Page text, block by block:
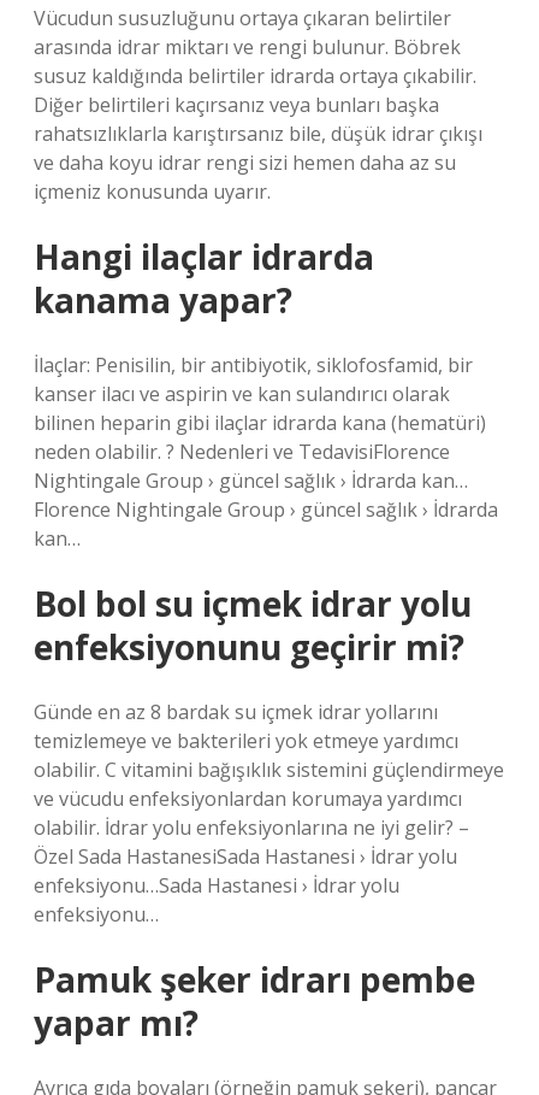
Vücudun susuzluğunu ortaya çıkaran belirtiler
arasında idrar miktarı ve rengi bulunur. Böbrek
susuz kaldığında belirtiler idrarda ortaya çıkabilir.
Diğer belirtileri kaçırsanız veya bunları başka
rahatsızlıklarla karıştırsanız bile, düşük idrar çıkışı
ve daha koyu idrar rengi sizi hemen daha az su
içmeniz konusunda uyarır.
Hangi ilaçlar idrarda
kanama yapar?
İlaçlar: Penisilin, bir antibiyotik, siklofosfamid, bir
kanser ilacı ve aspirin ve kan sulandırıcı olarak
bilinen heparin gibi ilaçlar idrarda kana (hematüri)
neden olabilir. ? Nedenleri ve TedavisiFlorence
Nightingale Group › güncel sağlık › İdrarda kan…
Florence Nightingale Group › güncel sağlık › İdrarda
kan…
Bol bol su içmek idrar yolu
enfeksiyonunu geçirir mi?
Günde en az 8 bardak su içmek idrar yollarını
temizlemeye ve bakterileri yok etmeye yardımcı
olabilir. C vitamini bağışıklık sistemini güçlendirmeye
ve vücudu enfeksiyonlardan korumaya yardımcı
olabilir. İdrar yolu enfeksiyonlarına ne iyi gelir? –
Özel Sada HastanesiSada Hastanesi › İdrar yolu
enfeksiyonu…Sada Hastanesi › İdrar yolu
enfeksiyonu…
Pamuk şeker idrarı pembe
yapar mı?
Ayrıca gıda boyaları (örneğin pamuk şekeri), pancar